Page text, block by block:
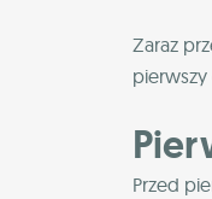
Zaraz
pierwszy
Przed